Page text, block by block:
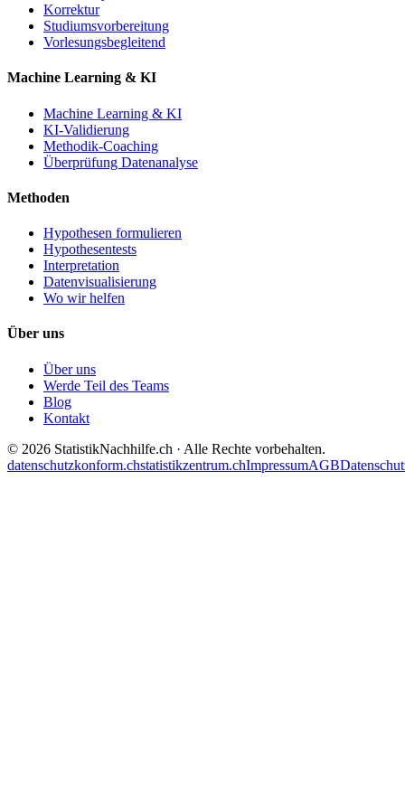
Korrektur
Studiumsvorbereitung
Vorlesungsbegleitend
Machine Learning & KI
Machine Learning & KI
KI-Validierung
Methodik-Coaching
Überprüfung Datenanalyse
Methoden
Hypothesen formulieren
Hypothesentests
Interpretation
Datenvisualisierung
Wo wir helfen
Über uns
Über uns
Werde Teil des Teams
Blog
Kontakt
© 2026 StatistikNachhilfe.ch · Alle Rechte vorbehalten.
datenschutzkonform.chstatistikzentrum.chImpressumAGB